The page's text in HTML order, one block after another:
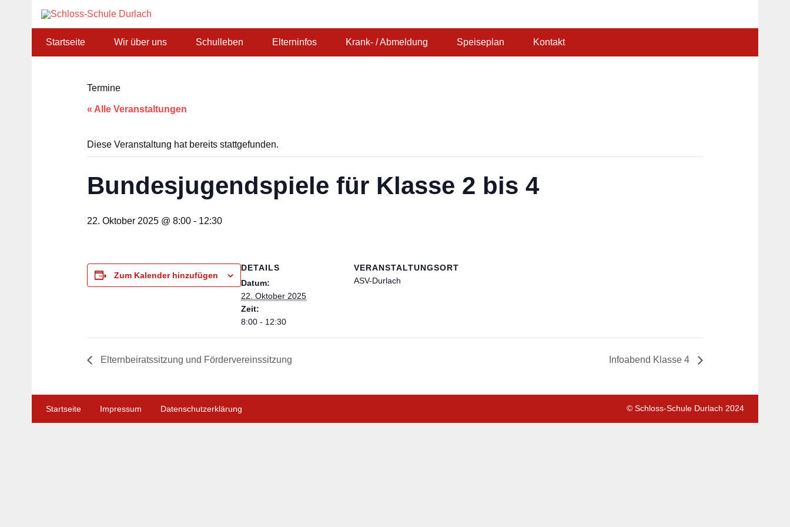
Schloss-Schule Durlach
Grundschule in Karlsruhe-Durlach
Startseite
Wir über uns Schulleben Elterninfos Krank- / Abmeldung Speiseplan Kontakt
Termine
« Alle Veranstaltungen
Diese Veranstaltung hat bereits stattgefunden.
Bundesjugendspiele für Klasse 2 bis 4
22. Oktober 2025 @ 8:00 - 12:30
Zum Kalender hinzufügen
DETAILS
Datum:
22. Oktober 2025
Zeit:
8:00 - 12:30
VERANSTALTUNGSORT
ASV-Durlach
Elternbeiratssitzung und Fördervereinssitzung Infoabend Klasse 4
Startseite Impressum Datenschutzerklärung © Schloss-Schule Durlach 2024